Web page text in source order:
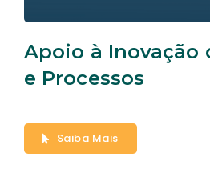
Apoio à Inovação
e Processos
Saiba Mais